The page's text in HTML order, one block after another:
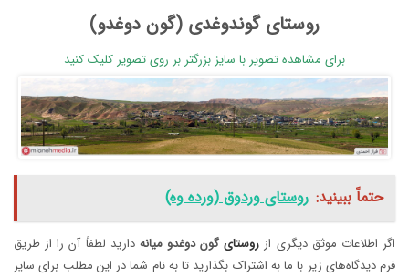
روستای گوندوغدی (گون دوغدو)
برای مشاهده تصویر با سایز بزرگتر بر روی تصویر کلیک کنید
حتماً ببینید: روستای وردوق (ورده وه)
اگر اطلاعات موثق دیگری از روستای گون دوغدو میانه دارید لطفاً آن را از طریق
فرم دیدگاه‌های زیر با ما به اشتراک بگذارید تا به نام شما در این مطلب برای سایر